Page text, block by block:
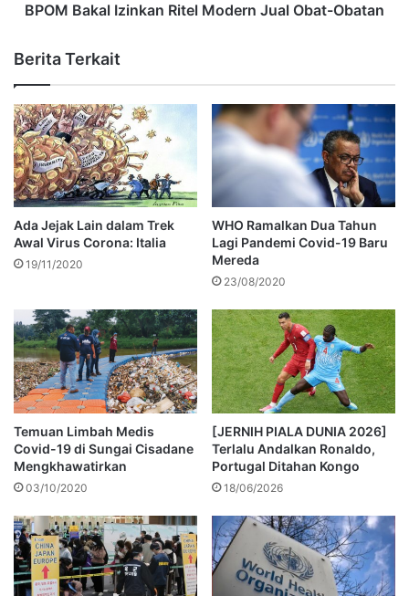
BPOM Bakal Izinkan Ritel Modern Jual Obat-Obatan
Berita Terkait
Ada Jejak Lain dalam Trek
Awal Virus Corona: Italia
19/11/2020
WHO Ramalkan Dua Tahun
Lagi Pandemi Covid-19 Baru
Mereda
23/08/2020
Temuan Limbah Medis
Covid-19 di Sungai Cisadane
Mengkhawatirkan
03/10/2020
[JERNIH PIALA DUNIA 2026]
Terlalu Andalkan Ronaldo,
Portugal Ditahan Kongo
18/06/2026